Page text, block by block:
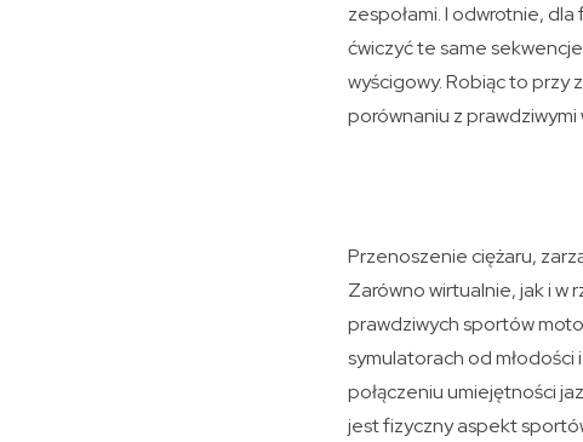
zespołami. I odwrotnie,
ćwiczyć te same
wyścigowy. Robiąc to przy
porównaniu z prawdziwymi
Przenoszenie ciężaru,
Zarówno wirtualnie, jak i w
prawdziwych sportów
symulatorach od młodości
połączeniu umiejętności
jest fizyczny aspekt